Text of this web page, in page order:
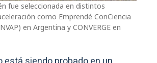
fue seleccionada en distintos
como Emprendé ConCiencia
en Argentina y CONVERGE en